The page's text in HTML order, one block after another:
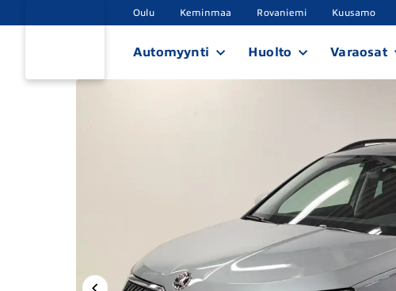
Oulu Keminmaa Rovaniemi Kuusamo
Automyynti Huolto Varaosat